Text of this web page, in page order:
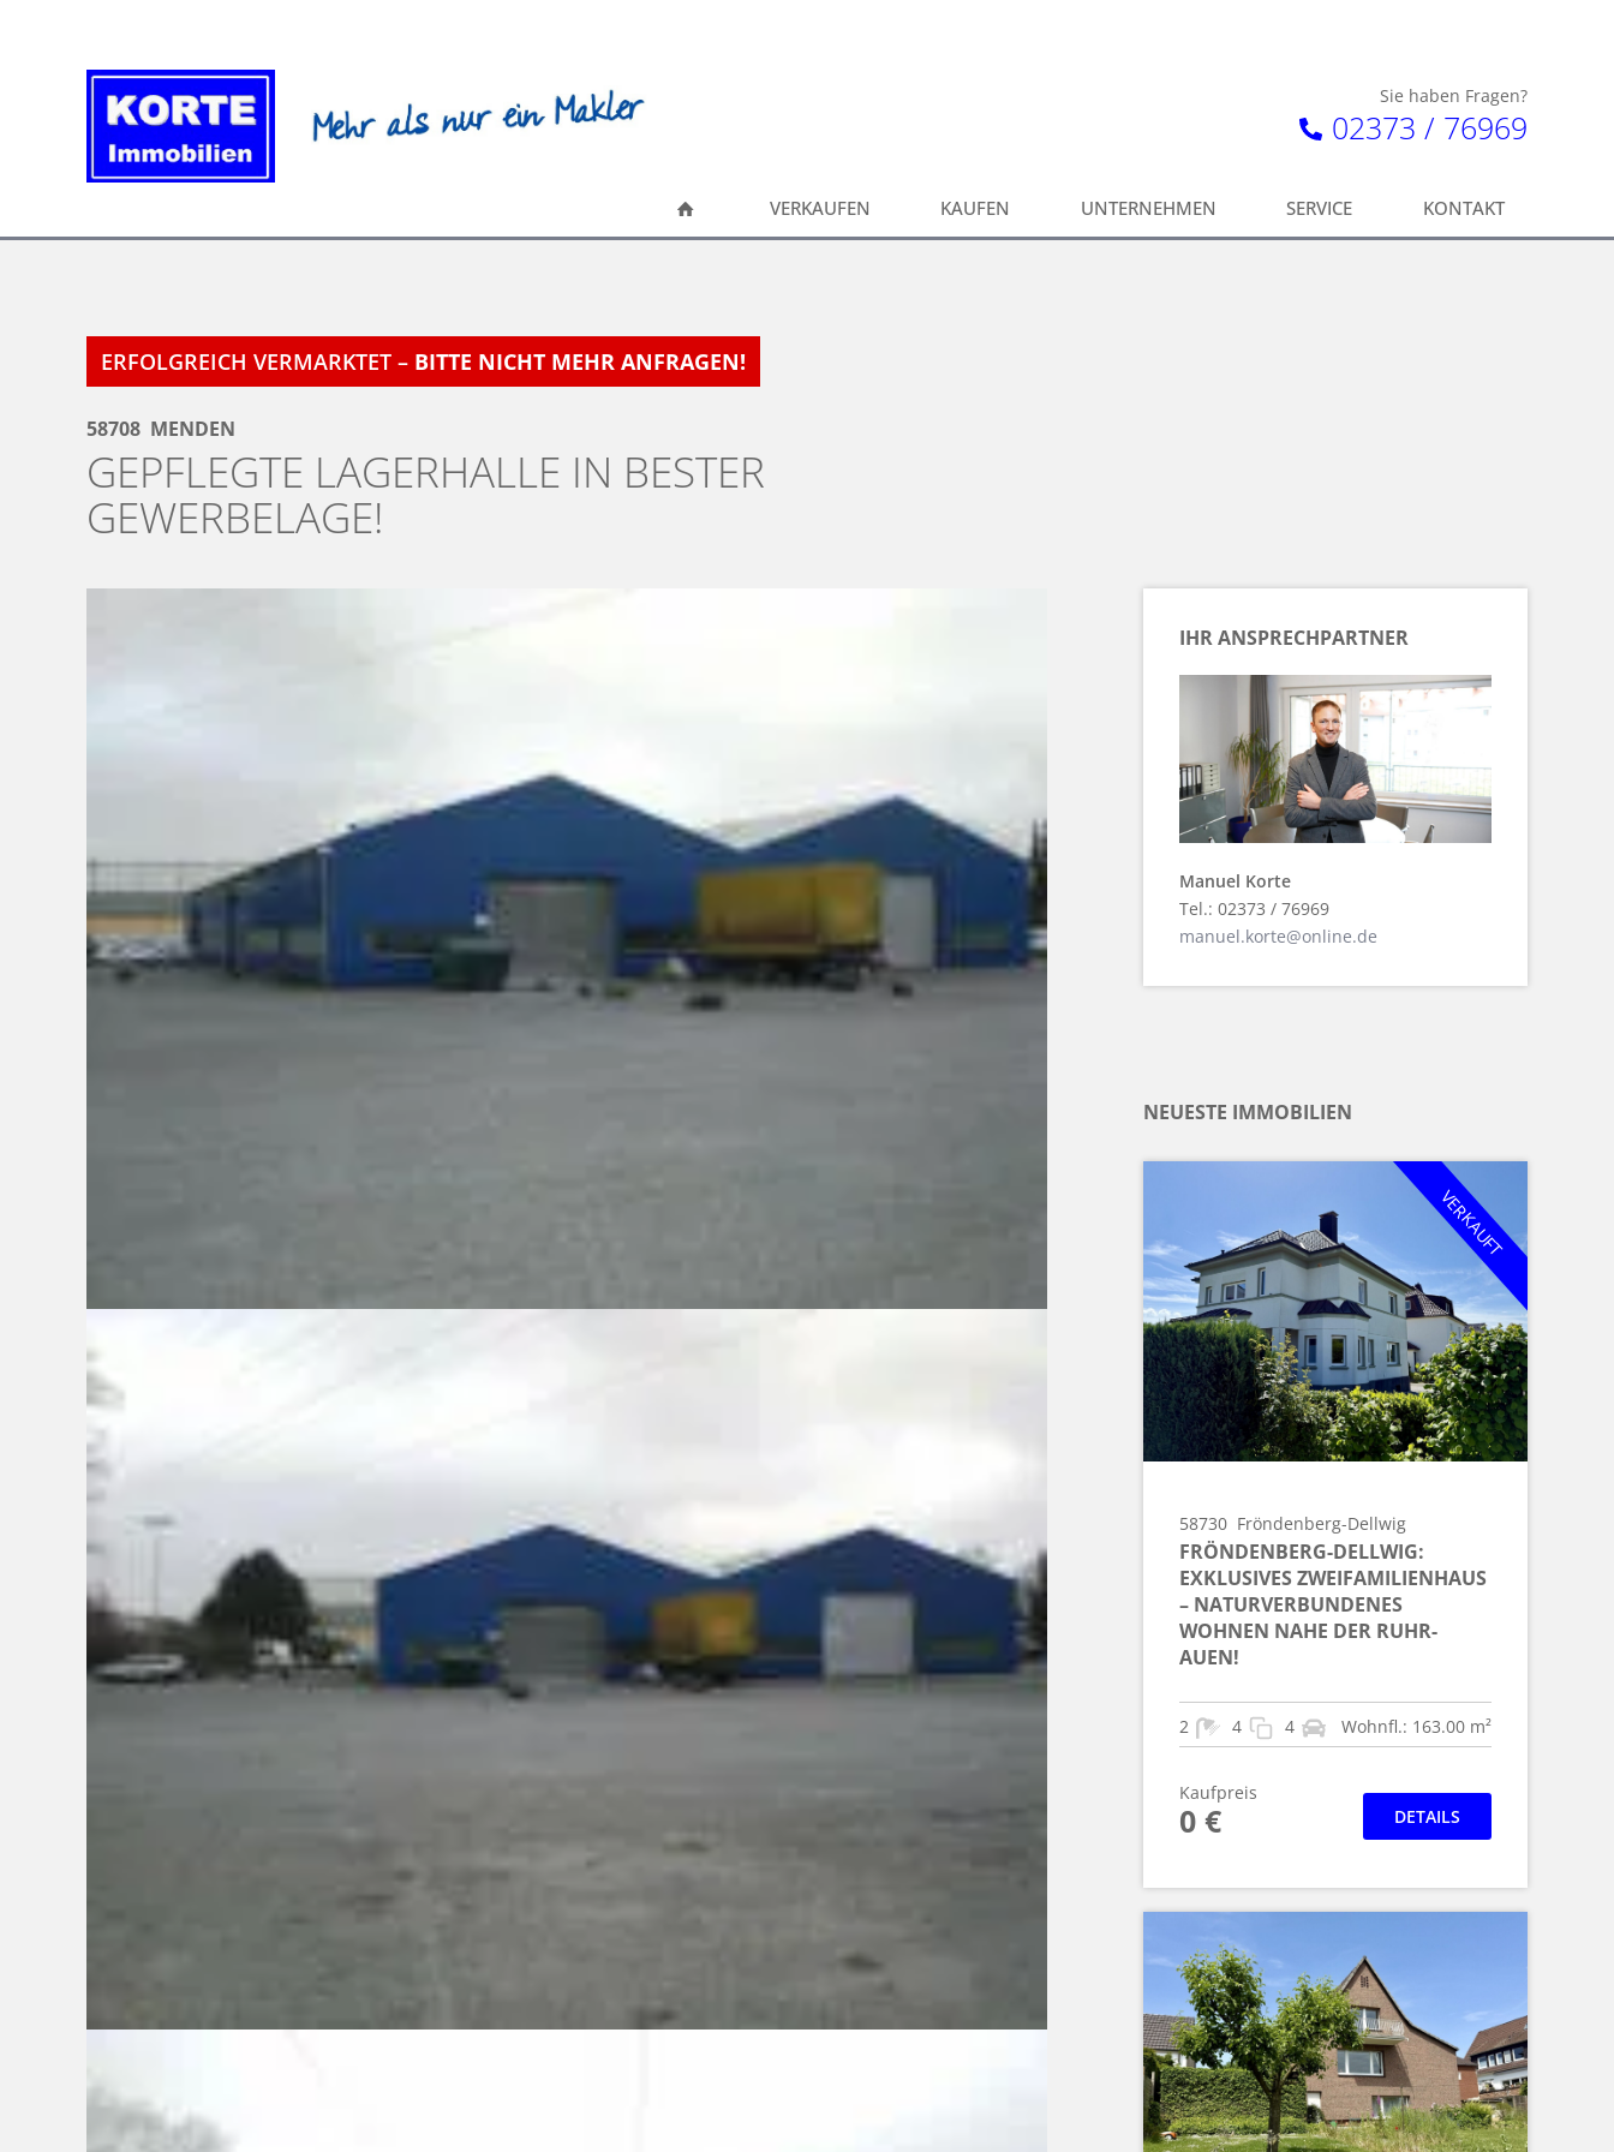
Sie haben Fragen?
02373 / 76969
VERKAUFEN KAUFEN UNTERNEHMEN SERVICE KONTAKT
ERFOLGREICH VERMARKTET – BITTE NICHT MEHR ANFRAGEN!
58708 MENDEN
GEPFLEGTE LAGERHALLE IN BESTER
GEWERBELAGE!
IHR ANSPRECHPARTNER
Manuel Korte
Tel.: 02373 / 76969
manuel.korte@online.de
NEUESTE IMMOBILIEN
VERKAUFT
58730 Fröndenberg-Dellwig
FRÖNDENBERG-DELLWIG:
EXKLUSIVES ZWEIFAMILIENHAUS
– NATURVERBUNDENES
WOHNEN NAHE DER RUHR-
AUEN!
2 4 4 Wohnfl.: 163.00 m²
Kaufpreis
0 € DETAILS